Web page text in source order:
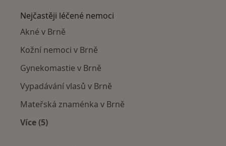
Nejčastěji léčené nemoci
Akné v Brně
Kožní nemoci v Brně
Gynekomastie v Brně
Vypadávání vlasů v Brně
Mateřská znaménka v Brně
Více (5)